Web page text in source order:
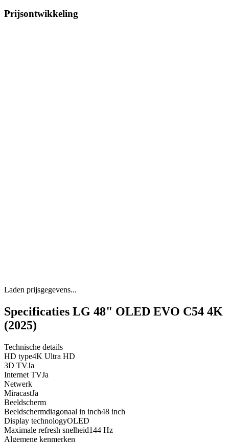
Prijsontwikkeling
Laden prijsgegevens...
Specificaties LG 48" OLED EVO C54 4K
(2025)
Technische details
HD type4K Ultra HD
3D TVJa
Internet TVJa
Netwerk
MiracastJa
Beeldscherm
Beeldschermdiagonaal in inch48 inch
Display technologyOLED
Maximale refresh snelheid144 Hz
Algemene kenmerken